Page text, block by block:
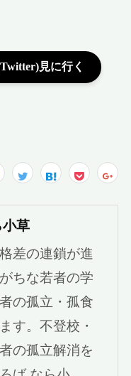
草
差の連鎖が進
ちな若者の学
の孤立・孤食
す。不登校・
の孤立解消を